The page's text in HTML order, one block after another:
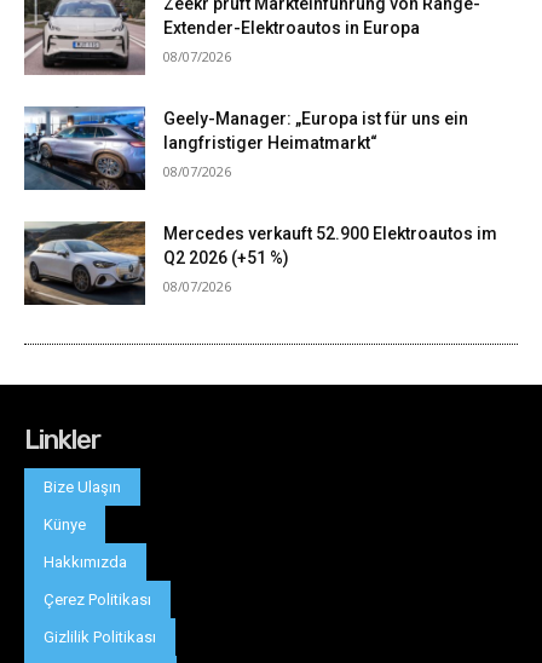
Linkler
Bize Ulaşın
Künye
Hakkımızda
Çerez Politikası
Gizlilik Politikası